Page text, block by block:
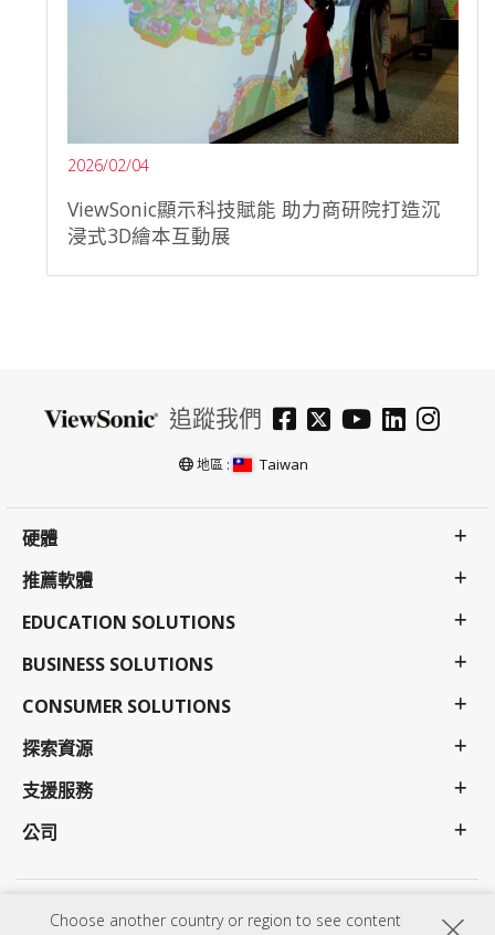
Choose another country or region to see content
2026/02/04
ViewSonic顯示科技賦能 助力商研院打造沉
浸式3D繪本互動展
追蹤我們
地區 : Taiwan
硬體
推薦軟體
EDUCATION SOLUTIONS
BUSINESS SOLUTIONS
CONSUMER SOLUTIONS
探索資源
支援服務
公司
使用條款